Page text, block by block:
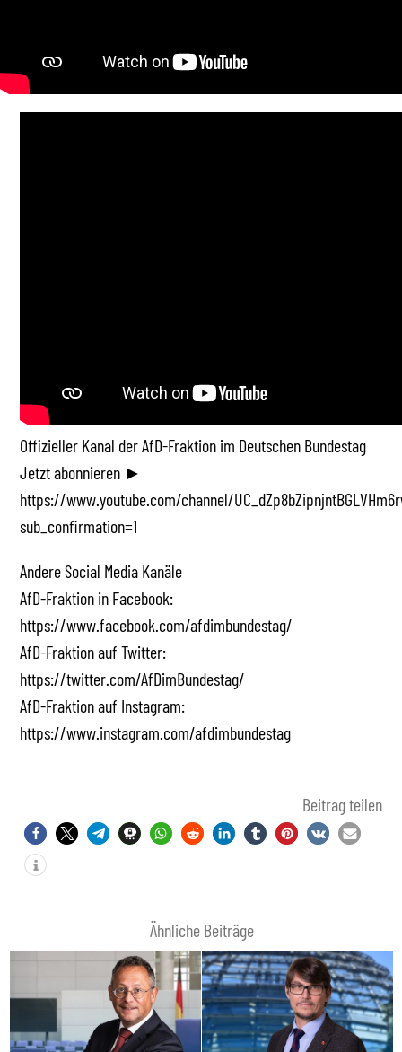
Offizieller Kanal der AfD-Fraktion im Deutschen Bundestag
Jetzt abonnieren ►
https://www.youtube.com/channel/
sub_confirmation=1
Andere Social Media Kanäle
AfD-Fraktion in Facebook:
https://www.facebook.com/afdimbundestag/
AfD-Fraktion auf Twitter:
https://twitter.com/AfDimBundestag/
AfD-Fraktion auf Instagram:
https://www.instagram.com/afdimbundestag
Beitrag teilen
Ähnliche Beiträge